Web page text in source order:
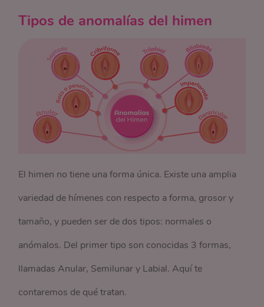
Tipos de anomalías del himen
El himen no tiene una forma única. Existe una amplia
variedad de hímenes con respecto a forma, grosor y
tamaño, y pueden ser de dos tipos: normales o
anómalos. Del primer tipo son conocidas 3 formas,
llamadas Anular, Semilunar y Labial. Aquí te
contaremos de qué tratan.